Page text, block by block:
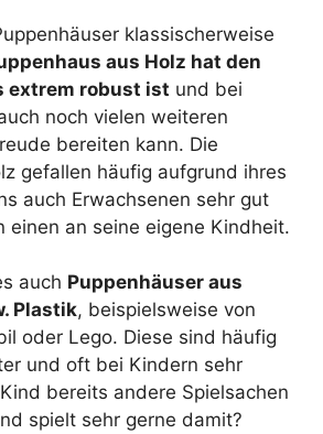
klassischerweise
aus Holz hat den
extrem robust ist und bei
noch vielen weiteren
bereiten kann. Die
gefallen häufig aufgrund ihres
auch Erwachsenen sehr gut
einen an seine eigene Kindheit.
auch Puppenhäuser aus
Plastik, beispielsweise von
oder Lego. Diese sind häufig
und oft bei Kindern sehr
bereits andere Spielsachen
spielt sehr gerne damit?